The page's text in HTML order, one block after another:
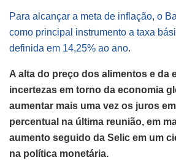
Para alcançar a meta de inflação, o
como principal instrumento a taxa
definida em 14,25% ao ano.
A alta do preço dos alimentos e da
incertezas em torno da economia
aumentar mais uma vez os juros
percentual na última reunião, em
aumento seguido da Selic em um
na política monetária.